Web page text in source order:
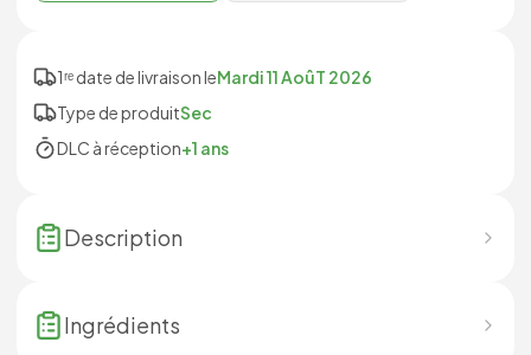
1ʳᵉ date de livraison leMardi 11 AoûT 2026
Type de produitSec
DLC à réception+1 ans
Description
Ingrédients